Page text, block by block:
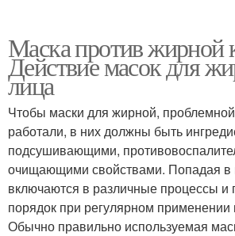
Жирная кожа
Проблемная кожа
Маска против жирной
Действие масок для
лица
Чтобы маски для жирной,
работали, в них должны быть
подсушивающими,
очищающими свойствами. Попадая в
включаются в различные процессы и
порядок при регулярном применении
Обычно правильно используемая